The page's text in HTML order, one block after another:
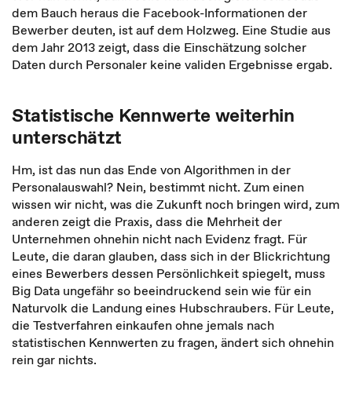
dem Bauch heraus die Facebook-Informationen der
Bewerber deuten, ist auf dem Holzweg. Eine Studie aus
dem Jahr 2013 zeigt, dass die Einschätzung solcher
Daten durch Personaler keine validen Ergebnisse ergab.
Statistische Kennwerte weiterhin
unterschätzt
Hm, ist das nun das Ende von Algorithmen in der
Personalauswahl? Nein, bestimmt nicht. Zum einen
wissen wir nicht, was die Zukunft noch bringen wird, zum
anderen zeigt die Praxis, dass die Mehrheit der
Unternehmen ohnehin nicht nach Evidenz fragt. Für
Leute, die daran glauben, dass sich in der Blickrichtung
eines Bewerbers dessen Persönlichkeit spiegelt, muss
Big Data ungefähr so beeindruckend sein wie für ein
Naturvolk die Landung eines Hubschraubers. Für Leute,
die Testverfahren einkaufen ohne jemals nach
statistischen Kennwerten zu fragen, ändert sich ohnehin
rein gar nichts.